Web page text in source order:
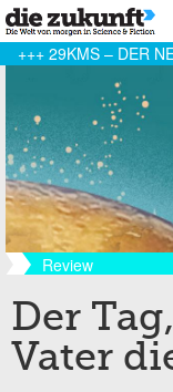
+++ 29KMS – DER
Review
Der
Vater